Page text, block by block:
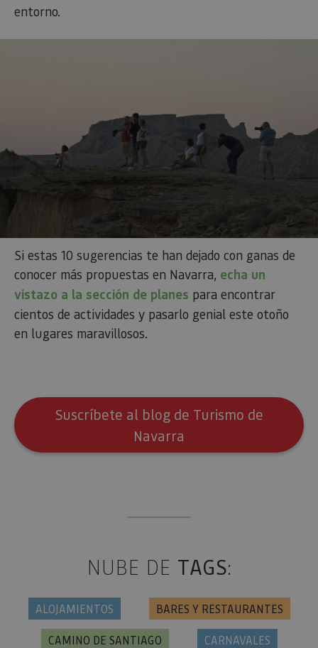
entorno.
Si estas 10 sugerencias te han dejado con ganas de
conocer más propuestas en Navarra, echa un
vistazo a la sección de planes para encontrar
cientos de actividades y pasarlo genial este otoño
en lugares maravillosos.
Suscríbete al blog de Turismo de
Navarra
NUBE DE TAGS:
ALOJAMIENTOS BARES Y RESTAURANTES
CAMINO DE SANTIAGO CARNAVALES